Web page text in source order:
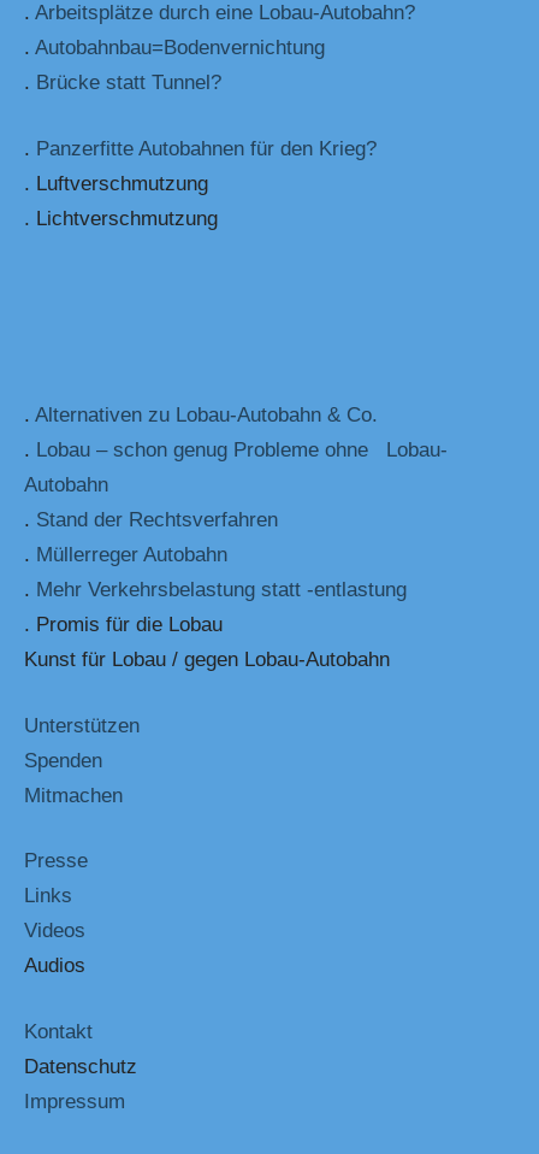
. Arbeitsplätze durch eine Lobau-Autobahn?
. Autobahnbau=Bodenvernichtung
. Brücke statt Tunnel?
. Panzerfitte Autobahnen für den Krieg?
. Luftverschmutzung
. Lichtverschmutzung
. Alternativen zu Lobau-Autobahn & Co.
. Lobau – schon genug Probleme ohne Lobau-
Autobahn
. Stand der Rechtsverfahren
. Müllerreger Autobahn
. Mehr Verkehrsbelastung statt -entlastung
. Promis für die Lobau
Kunst für Lobau / gegen Lobau-Autobahn
Unterstützen
Spenden
Mitmachen
Presse
Links
Videos
Audios
Kontakt
Datenschutz
Impressum